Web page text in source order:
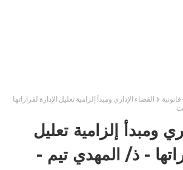
القضاء الإداري ومبدأ إلزامية تعليل الإدارة لقراراتها
ومبدأ إلزامية تعليل
- ذ/ المهدي تيم -